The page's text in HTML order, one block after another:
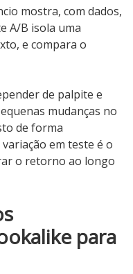
mostra, com dados,
A/B isola uma
e compara o
de palpite e
mudanças no
de forma
em teste é o
o retorno ao longo
para